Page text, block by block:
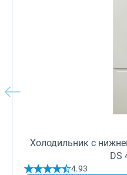
Холодильник с
DS
4.93